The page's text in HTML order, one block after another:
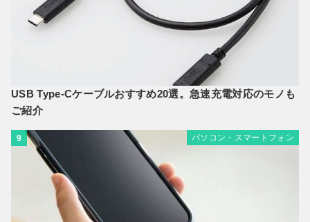
USB Type-Cケーブルおすすめ20選。急速充電対応のモノも
ご紹介
9 パソコン・スマートフォン